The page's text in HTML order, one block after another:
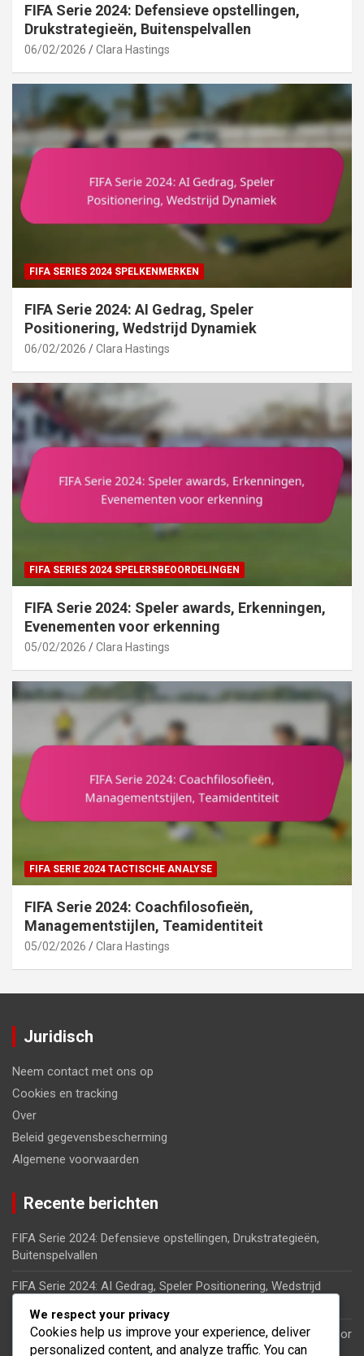
FIFA Serie 2024: Defensieve opstellingen,
Drukstrategieën, Buitenspelvallen
06/02/2026 Clara Hastings
FIFA SERIES 2024 SPELKENMERKEN
FIFA Serie 2024: AI Gedrag, Speler
Positionering, Wedstrijd Dynamiek
06/02/2026 Clara Hastings
FIFA SERIES 2024 SPELERSBEOORDELINGEN
FIFA Serie 2024: Speler awards, Erkenningen,
Evenementen voor erkenning
05/02/2026 Clara Hastings
FIFA SERIE 2024 TACTISCHE ANALYSE
FIFA Serie 2024: Coachfilosofieën,
Managementstijlen, Teamidentiteit
05/02/2026 Clara Hastings
Juridisch
Neem contact met ons op
Cookies en tracking
Over
Beleid gegevensbescherming
Algemene voorwaarden
Recente berichten
FIFA Serie 2024: Defensieve opstellingen, Drukstrategieën,
Buitenspelvallen
FIFA Serie 2024: AI Gedrag, Speler Positionering, Wedstrijd
FIFA Serie 2024: Speler awards, Erkenningen, Evenementen voor
erkenning
We respect your privacy
Cookies help us improve your experience, deliver
personalized content, and analyze traffic. You can